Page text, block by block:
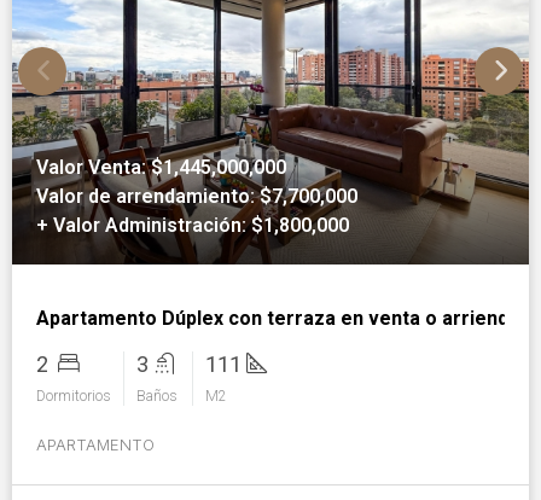
Valor Venta: $1,445,000,000
Valor de arrendamiento: $7,700,000
+ Valor Administración: $1,800,000
Apartamento Dúplex con terraza en venta o arriendo
2
Dormitorios
3
Baños
111
M2
APARTAMENTO